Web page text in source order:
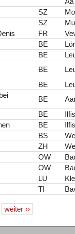
SZ
SZ
FR
BE
BE
BE
BE
BE
BE Ilfis
BE Ilfis
BS
ZH
OW
OW
LU
TI
weiter ››